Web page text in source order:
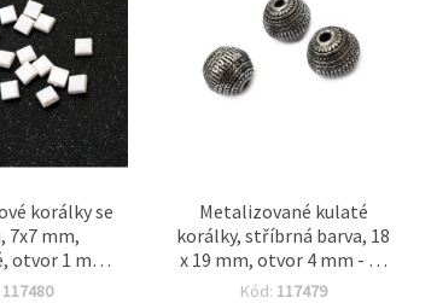
korálky se
7x7 mm,
otvor 1 mm,
340 ks)
117480
Metalizované kulaté
korálky, stříbrná barva, 18
x 19 mm, otvor 4 mm - 50
g (~13 ks)
Kód: 117479